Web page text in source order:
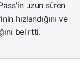
uzun süren
hızlandığını ve
belirtti.